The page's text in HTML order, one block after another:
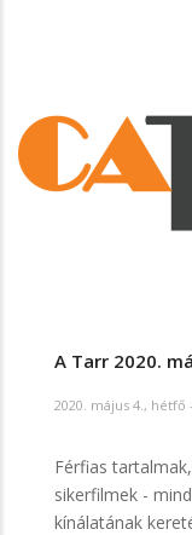
A Tarr 2020.
2020. május 4., hétfő
Férfias
sikerfilmek -
kínálatának